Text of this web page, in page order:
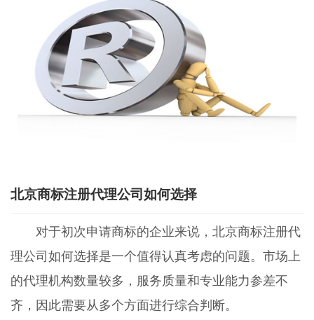
北京商标注册代理公司如何选择
对于初次申请商标的企业来说，北京商标注册代
理公司如何选择是一个值得认真考虑的问题。市场上
的代理机构数量较多，服务质量和专业能力参差不
齐，因此需要从多个方面进行综合判断。